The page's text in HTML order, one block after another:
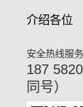
介绍各位
安全热线服
187
同号）